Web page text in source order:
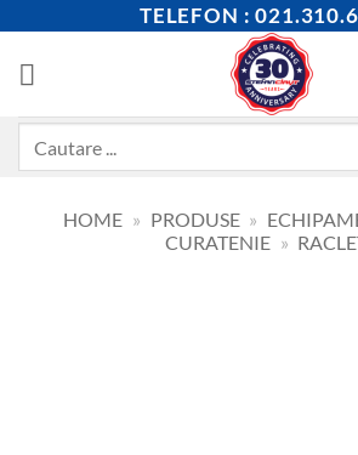
content
TELEFON :
HOME » PRODUSE »
CURATENIE »